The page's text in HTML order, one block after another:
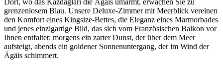
grenzenlosem Blau. Unsere Deluxe-Zimmer mit Meerblick vereinen
den Komfort eines Kingsize-Bettes, die Eleganz eines Marmorbades
und jenes einzigartige Bild, das sich vom Französischen Balkon vor
Ihnen entfaltet: morgens ein zarter Dunst, der über dem Meer
aufsteigt, abends ein goldener Sonnenuntergang, der im Wind der
Ägäis schimmert.